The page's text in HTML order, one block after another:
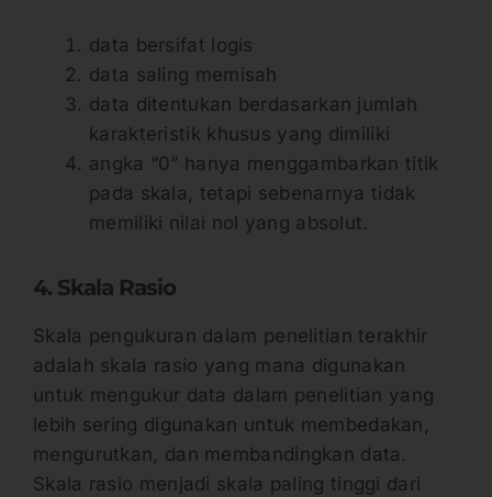
data bersifat logis
data saling memisah
data ditentukan berdasarkan jumlah
karakteristik khusus yang dimiliki
angka “0” hanya menggambarkan titik
pada skala, tetapi sebenarnya tidak
memiliki nilai nol yang absolut.
4. Skala Rasio
Skala pengukuran dalam penelitian terakhir
adalah skala rasio yang mana digunakan
untuk mengukur data dalam penelitian yang
lebih sering digunakan untuk membedakan,
mengurutkan, dan membandingkan data.
Skala rasio menjadi skala paling tinggi dari